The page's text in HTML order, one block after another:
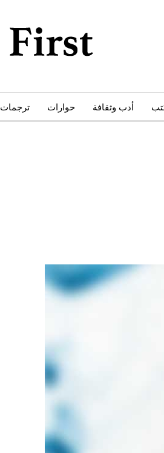
أدب وثقافة حوارات ترجمات
السوريّة بشأن التحديات الصّهيونيّة
أفعالاً
تجني من الشوك العنب!